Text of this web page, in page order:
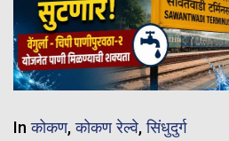
Inकोकण,कोकण रेल्वे,सिंधुदुर्ग